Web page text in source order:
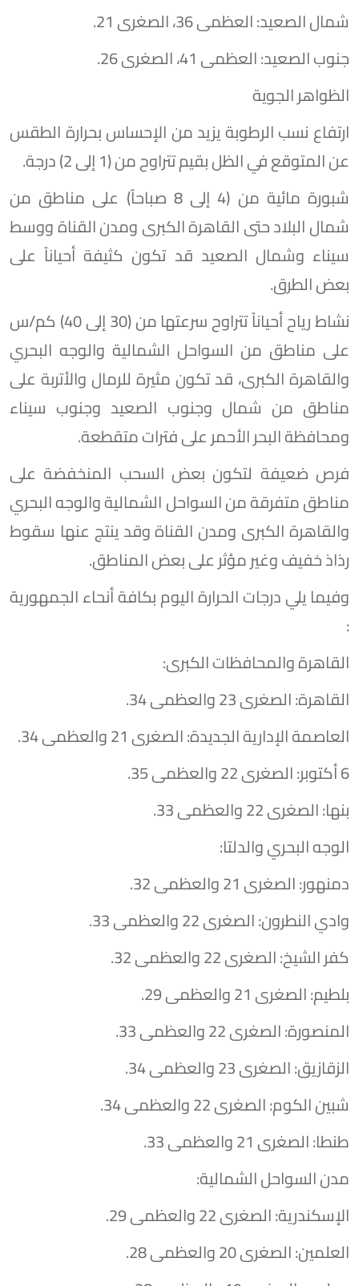
شمال الصعيد: العظمى 36، الصغرى 21.
جنوب الصعيد: العظمى 41، الصغرى 26.
الظواهر الجوية
​ارتفاع نسب الرطوبة يزيد من الإحساس بحرارة الطقس
عن المتوقع في الظل بقيم تتراوح من (1 إلى 2) درجة.
​شبورة مائية من (4 إلى 8 صباحاً) على مناطق من
شمال البلاد حتى القاهرة الكبرى ومدن القناة ووسط
سيناء وشمال الصعيد قد تكون كثيفة أحياناً على
بعض الطرق.
​نشاط رياح أحياناً تتراوح سرعتها من (30 إلى 40) كم/س
على مناطق من السواحل الشمالية والوجه البحري
والقاهرة الكبرى، قد تكون مثيرة للرمال والأتربة على
مناطق من شمال وجنوب الصعيد وجنوب سيناء
ومحافظة البحر الأحمر على فترات متقطعة.
​فرص ضعيفة لتكون بعض السحب المنخفضة على
مناطق متفرقة من السواحل الشمالية والوجه البحري
والقاهرة الكبرى ومدن القناة وقد ينتج عنها سقوط
رذاذ خفيف وغير مؤثر على بعض المناطق.
وفيما يلي درجات الحرارة اليوم بكافة أنحاء الجمهورية
:
القاهرة والمحافظات الكبرى:
​القاهرة: الصغرى 23 والعظمى 34.
​العاصمة الإدارية الجديدة: الصغرى 21 والعظمى 34.
​6 أكتوبر: الصغرى 22 والعظمى 35.
​بنها: الصغرى 22 والعظمى 33.
​الوجه البحري والدلتا:
​دمنهور: الصغرى 21 والعظمى 32.
​وادي النطرون: الصغرى 22 والعظمى 33.
​كفر الشيخ: الصغرى 22 والعظمى 32.
​بلطيم: الصغرى 21 والعظمى 29.
​المنصورة: الصغرى 22 والعظمى 33.
​الزقازيق: الصغرى 23 والعظمى 34.
​شبين الكوم: الصغرى 22 والعظمى 34.
​طنطا: الصغرى 21 والعظمى 33.
​مدن السواحل الشمالية:
​الإسكندرية: الصغرى 22 والعظمى 29.
​العلمين: الصغرى 20 والعظمى 28.